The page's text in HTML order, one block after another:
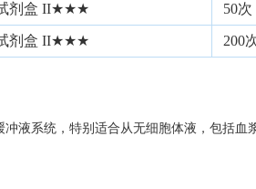
试剂盒 II★★★ 50次
试剂盒 II★★★ 200
液系统，特别适合从无细胞体液，包括血